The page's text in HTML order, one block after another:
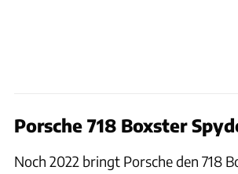
Porsche 718 Boxster
Noch 2022 bringt Porsche den 718